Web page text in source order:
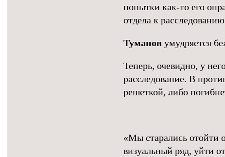
попытки как-то его
отдела к
Туманов умудряется
Теперь, очевидно, у
расследование. В
решеткой, либо
«Мы старались отойти
визуальный ряд, уйти